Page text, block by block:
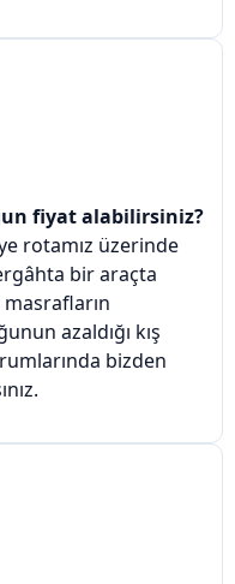
fiyat alabilirsiniz?
rotamız üzerinde
bir araçta
azaldığı kış
bizden